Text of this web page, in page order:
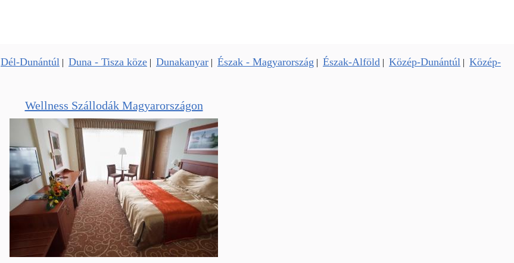
Dél-Dunántúl | Duna - Tisza köze | Dunakanyar | Észak - Magyarország | Észak-Alföld | Közép-Dunántúl | Közép-
Wellness Szállodák Magyarországon